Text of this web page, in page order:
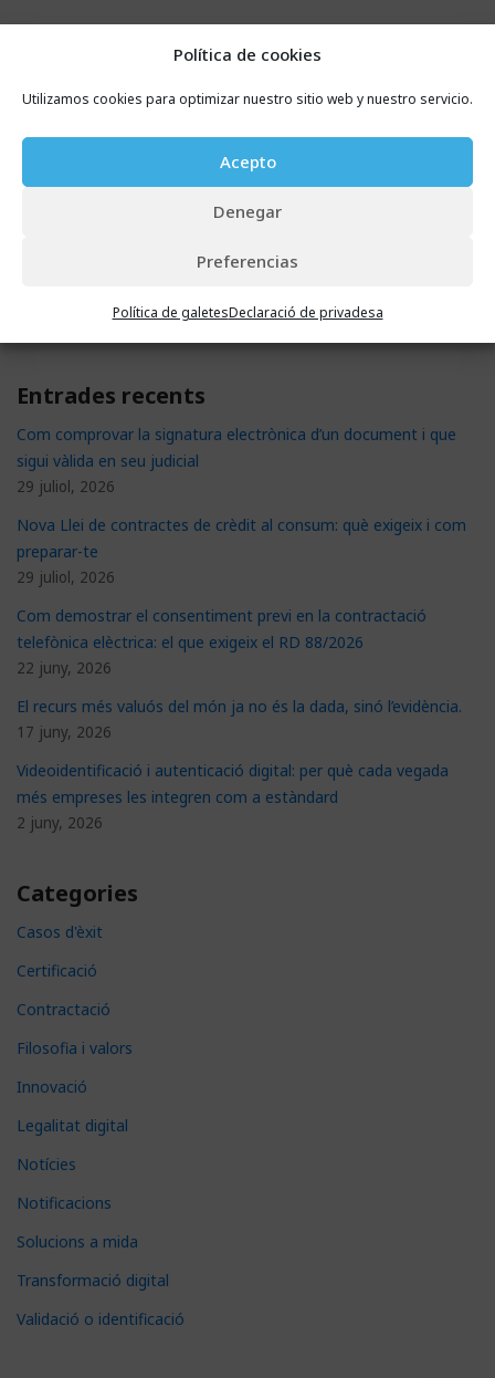
Política de cookies
Utilizamos cookies para optimizar nuestro sitio web y nuestro servicio.
Acepto
Denegar
Preferencias
Política de galetesDeclaració de privadesa
Entrades recents
Com comprovar la signatura electrònica d’un document i que
sigui vàlida en seu judicial
29 juliol, 2026
Nova Llei de contractes de crèdit al consum: què exigeix i com
preparar-te
29 juliol, 2026
Com demostrar el consentiment previ en la contractació
telefònica elèctrica: el que exigeix el RD 88/2026
22 juny, 2026
El recurs més valuós del món ja no és la dada, sinó l’evidència.
17 juny, 2026
Videoidentificació i autenticació digital: per què cada vegada
més empreses les integren com a estàndard
2 juny, 2026
Categories
Casos d'èxit
Certificació
Contractació
Filosofia i valors
Innovació
Legalitat digital
Notícies
Notificacions
Solucions a mida
Transformació digital
Validació o identificació